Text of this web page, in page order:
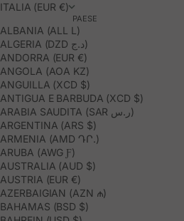
ITALIA (EUR €)
PAESE
ALBANIA (ALL L)
ALGERIA (DZD د.ج)
ANDORRA (EUR €)
ANGOLA (AOA KZ)
ANGUILLA (XCD $)
ANTIGUA E BARBUDA (XCD $)
ARABIA SAUDITA (SAR ر.س)
ARGENTINA (ARS $)
ARMENIA (AMD ԴՐ.)
ARUBA (AWG Ƒ)
AUSTRALIA (AUD $)
AUSTRIA (EUR €)
AZERBAIGIAN (AZN ₼)
BAHAMAS (BSD $)